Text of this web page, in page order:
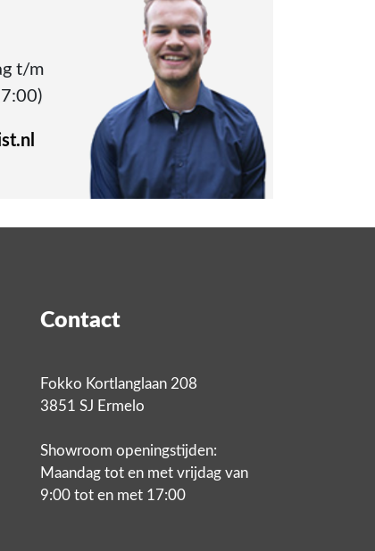
t/m
Contact
Fokko Kortlanglaan 208
3851 SJ Ermelo
Showroom openingstijden:
Maandag tot en met vrijdag van
9:00 tot en met 17:00